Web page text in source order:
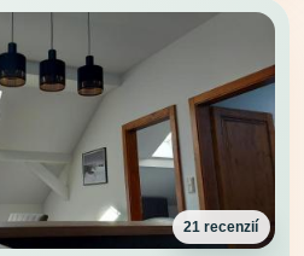
21 recenzií